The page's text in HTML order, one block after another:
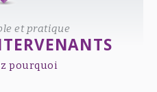
et pratique
pourquoi